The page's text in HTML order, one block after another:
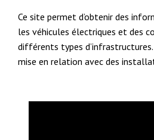
Ce site permet d’obtenir des
les véhicules électriques et des
différents types
mise en relation avec des